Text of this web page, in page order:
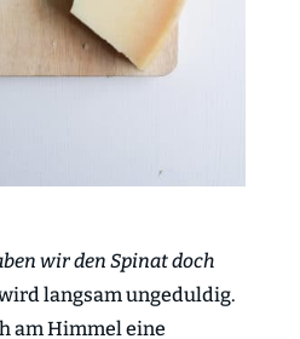
wir den Spinat doch
langsam ungeduldig.
am Himmel eine